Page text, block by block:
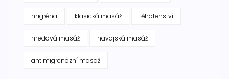
migréna klasická masáž těhotenství
medová masáž havajská masáž
antimigrenózní masáž